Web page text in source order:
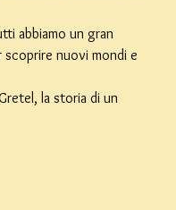
abbiamo un gran
scoprire nuovi mondi e
la storia di un